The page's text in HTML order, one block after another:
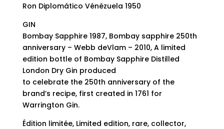
Ron Diplomático Vénézuela 1950
GIN
Bombay Sapphire 1987, Bombay sapphire 250th
anniversary – Webb deVlam – 2010, A limited
edition bottle of Bombay Sapphire Distilled
London Dry Gin produced
to celebrate the 250th anniversary of the
brand’s recipe, first created in 1761 for
Warrington Gin.
Édition limitée, Limited edition, rare, collector,